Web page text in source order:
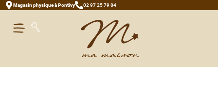
Magasin physique à Pontivy 02 97 25 79 84